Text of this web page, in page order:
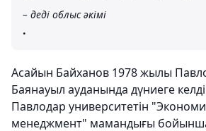
– деді облыс әкімі
.
Асайын Байханов 1978 жылы
Баянауыл ауданында дүниеге
Павлодар университетін
менеджмент" мамандығы